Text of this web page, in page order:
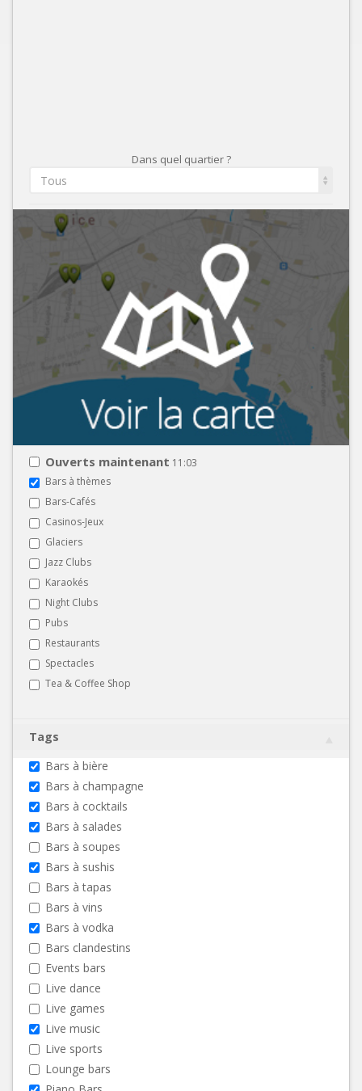
Dans quel quartier ?
Tous
Ouverts maintenant 11:03
Bars à thèmes
Bars-Cafés
Casinos-Jeux
Glaciers
Jazz Clubs
Karaokés
Night Clubs
Pubs
Restaurants
Spectacles
Tea & Coffee Shop
Tags
Bars à bière
Bars à champagne
Bars à cocktails
Bars à salades
Bars à soupes
Bars à sushis
Bars à tapas
Bars à vins
Bars à vodka
Bars clandestins
Events bars
Live dance
Live games
Live music
Live sports
Lounge bars